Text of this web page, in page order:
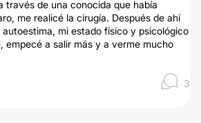
través de una conocida que había
me realicé la cirugía. Después de ahí
mi estado físico y psicológico
empecé a salir más y a verme mucho
3